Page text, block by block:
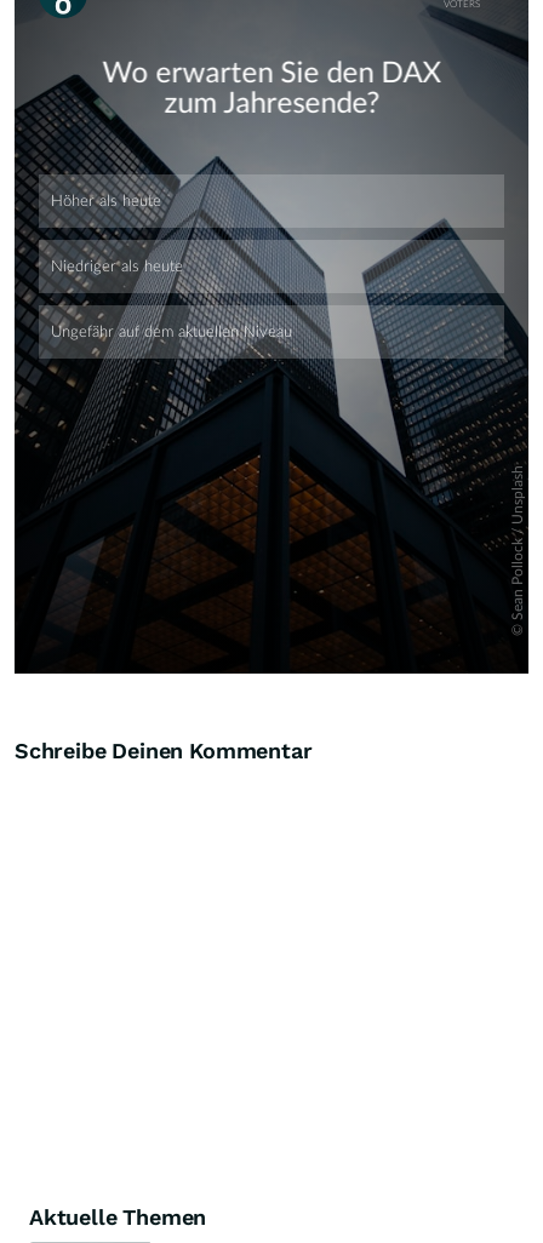
Skip
Skip
Schreibe Deinen Kommentar
Aktuelle Themen